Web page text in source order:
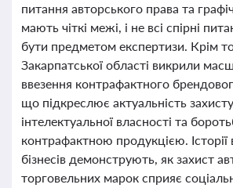
питання авторського права та
мають чіткі межі, і не всі спірні
бути предметом експертизи. Крім
Закарпатської області викрили
ввезення контрафактного
що підкреслює актуальність
інтелектуальної власності та
контрафактною продукцією. Історії
бізнесів демонструють, як захист
торговельних марок сприяє